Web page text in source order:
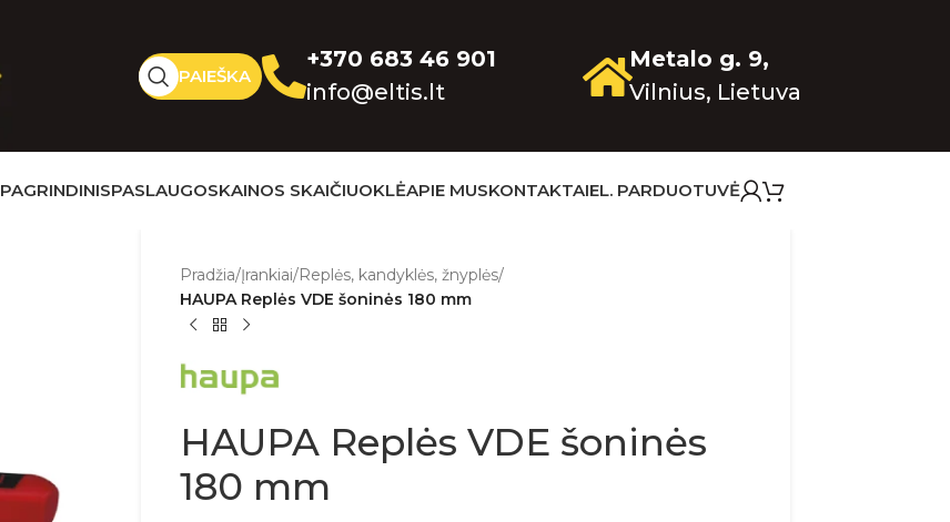
PAIEŠKA
+370 683 46 901
info@eltis.lt
Metalo g. 9,
Vilnius, Lietuva
PAGRINDINISPASLAUGOSKAINOS SKAIČIUOKLĖAPIE MUSKONTAKTAIEL. PARDUOTUVĖ
Pradžia/Įrankiai/Replės, kandyklės, žnyplės/
HAUPA Replės VDE šoninės 180 mm
HAUPA Replės VDE šoninės
180 mm